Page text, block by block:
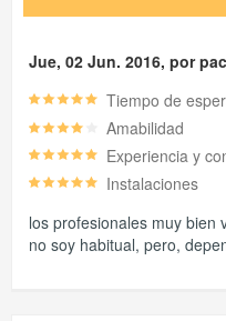
Jue, 02 Jun. 2016, por
Tiempo de
Amabilidad
Experiencia y
Instalaciones
los profesionales muy bien
no soy habitual, pero,